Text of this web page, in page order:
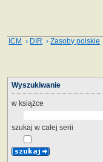
ICM › DIR ›Zasoby polskie
Wyszukiwanie
w książce
szukaj w całej serii